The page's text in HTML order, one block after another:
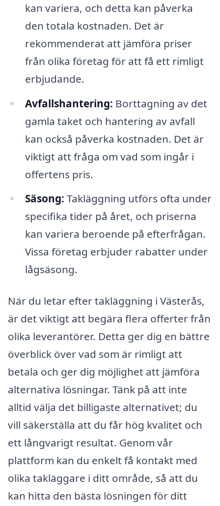
kan variera, och detta kan påverka
den totala kostnaden. Det är
rekommenderat att jämföra priser
från olika företag för att få ett rimligt
erbjudande.
Avfallshantering: Borttagning av det
gamla taket och hantering av avfall
kan också påverka kostnaden. Det är
viktigt att fråga om vad som ingår i
offertens pris.
Säsong: Takläggning utförs ofta under
specifika tider på året, och priserna
kan variera beroende på efterfrågan.
Vissa företag erbjuder rabatter under
lågsäsong.
När du letar efter takläggning i Västerås,
är det viktigt att begära flera offerter från
olika leverantörer. Detta ger dig en bättre
överblick över vad som är rimligt att
betala och ger dig möjlighet att jämföra
alternativa lösningar. Tänk på att inte
alltid välja det billigaste alternativet; du
vill säkerställa att du får hög kvalitet och
ett långvarigt resultat. Genom vår
plattform kan du enkelt få kontakt med
olika takläggare i ditt område, så att du
kan hitta den bästa lösningen för ditt